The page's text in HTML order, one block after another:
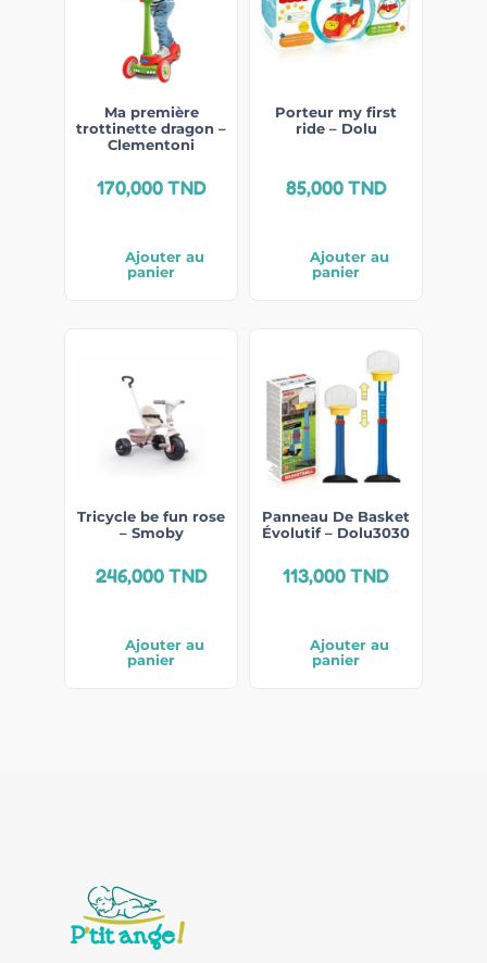
Ma première
trottinette dragon –
Clementoni
170,000TND
Ajouter au
panier
Porteur my first
ride – Dolu
85,000TND
Ajouter au
panier
Tricycle be fun rose
– Smoby
246,000TND
Ajouter au
panier
Panneau De Basket
Évolutif – Dolu3030
113,000TND
Ajouter au
panier